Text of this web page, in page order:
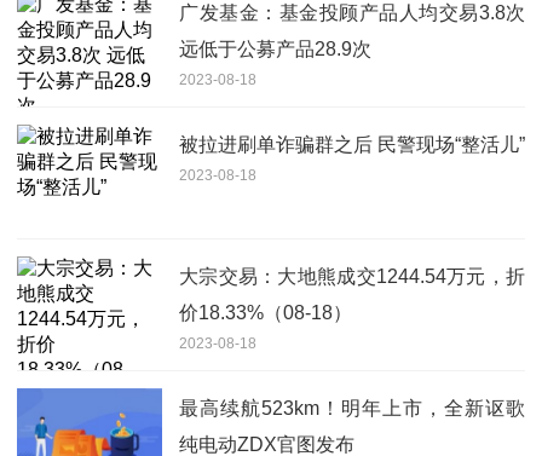
广发基金：基金投顾产品人均交易3.8次
远低于公募产品28.9次
2023-08-18
被拉进刷单诈骗群之后 民警现场“整活儿”
2023-08-18
大宗交易：大地熊成交1244.54万元，折
价18.33%（08-18）
2023-08-18
最高续航523km！明年上市，全新讴歌
纯电动ZDX官图发布